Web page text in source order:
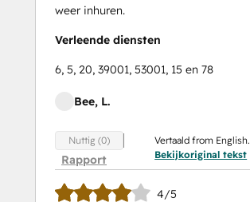
weer inhuren.
Verleende diensten
6, 5, 20, 39001, 53001, 15 en 78
Bee, L.
Nuttig (0)
Rapport
Vertaald from English.
Bekijkoriginal tekst
4/5